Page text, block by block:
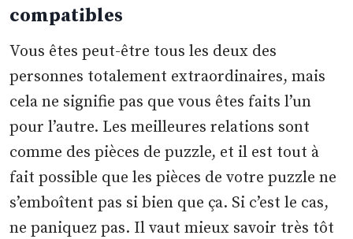
compatibles
Vous êtes peut-être tous les deux des
personnes totalement extraordinaires, mais
cela ne signifie pas que vous êtes faits l’un
pour l’autre. Les meilleures relations sont
comme des pièces de puzzle, et il est tout à
fait possible que les pièces de votre puzzle ne
s’emboîtent pas si bien que ça. Si c’est le cas,
ne paniquez pas. Il vaut mieux savoir très tôt